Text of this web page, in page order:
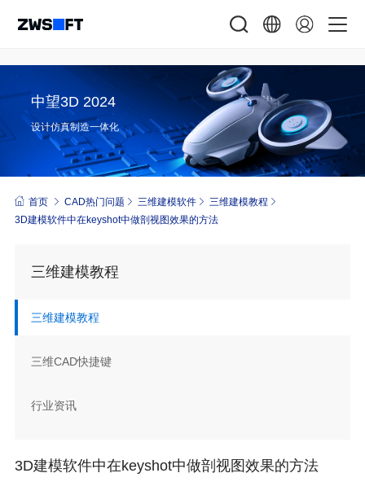
中望3D 2024
设计仿真制造一体化
首页 CAD热门问题 三维建模软件
三维建模教程
3D建模软件中在keyshot中做剖视图效果的方法
三维建模教程
三维建模教程
三维CAD快捷键
行业资讯
3D建模软件中在keyshot中做剖视图效果的方法